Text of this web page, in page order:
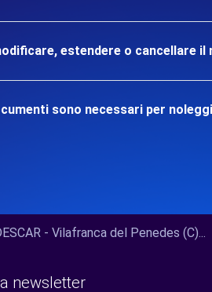
estendere o cancellare il
sono necessari per
- Vilafranca del Penedes (C)...
newsletter